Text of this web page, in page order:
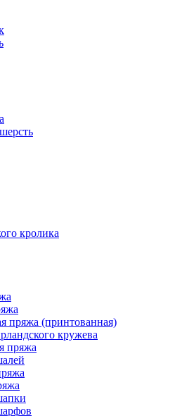
кролика
пряжа (принтованная)
кружева
пряжа